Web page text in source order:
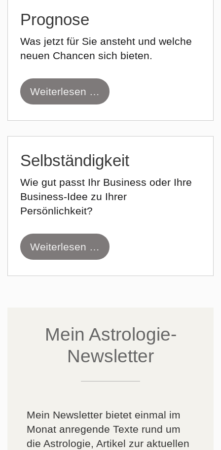
Prognose
Was jetzt für Sie ansteht und welche
neuen Chancen sich bieten.
Weiterlesen …
Selbständigkeit
Wie gut passt Ihr Business oder Ihre
Business-Idee zu Ihrer
Persönlichkeit?
Weiterlesen …
Mein Astrologie-
Newsletter
Mein Newsletter bietet einmal im
Monat anregende Texte rund um
die Astrologie, Artikel zur aktuellen